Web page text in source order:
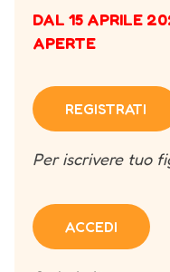
DAL 15 APRILE
APERTE
REGISTRATI
Per iscrivere tuo
ACCEDI